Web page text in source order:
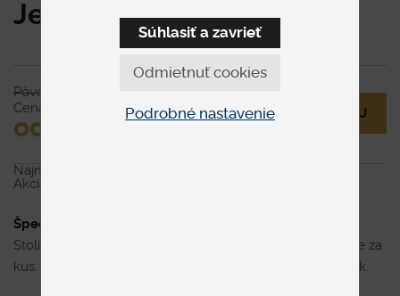
Jedálenská stolička Tuk
Pôvodne € 425
Cena
od € 298
MÁM OTÁZKU
Najnižšia cena za posledných 30 dní pred zľavou:
Akcia platí do vypredania zásob.
Špecifikácia uvedenej ceny
Stolička v AquaClean látke s dubovou podnožou. Cena je za
kus. Zvýhodnená cena platí pri kúpe celého setu stoličiek.
Odmietnuť cookies
Súhlasiť a zavrieť
Podrobné nastavenie